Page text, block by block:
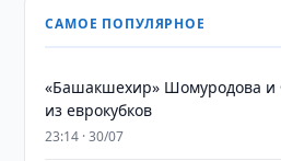
САМОЕ ПОПУЛЯРНОЕ
«Башакшехир» Шомуродова и
из еврокубков
23:14 · 30/07